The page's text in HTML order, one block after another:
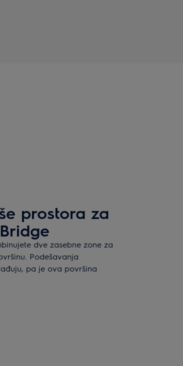
prostora za
dve zasebne zone za
Podešavanja
pa je ova površina